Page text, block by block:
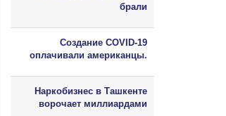
брали
Создание COVID-19
оплачивали американцы.
Наркобизнес в Ташкенте
ворочает миллиардами